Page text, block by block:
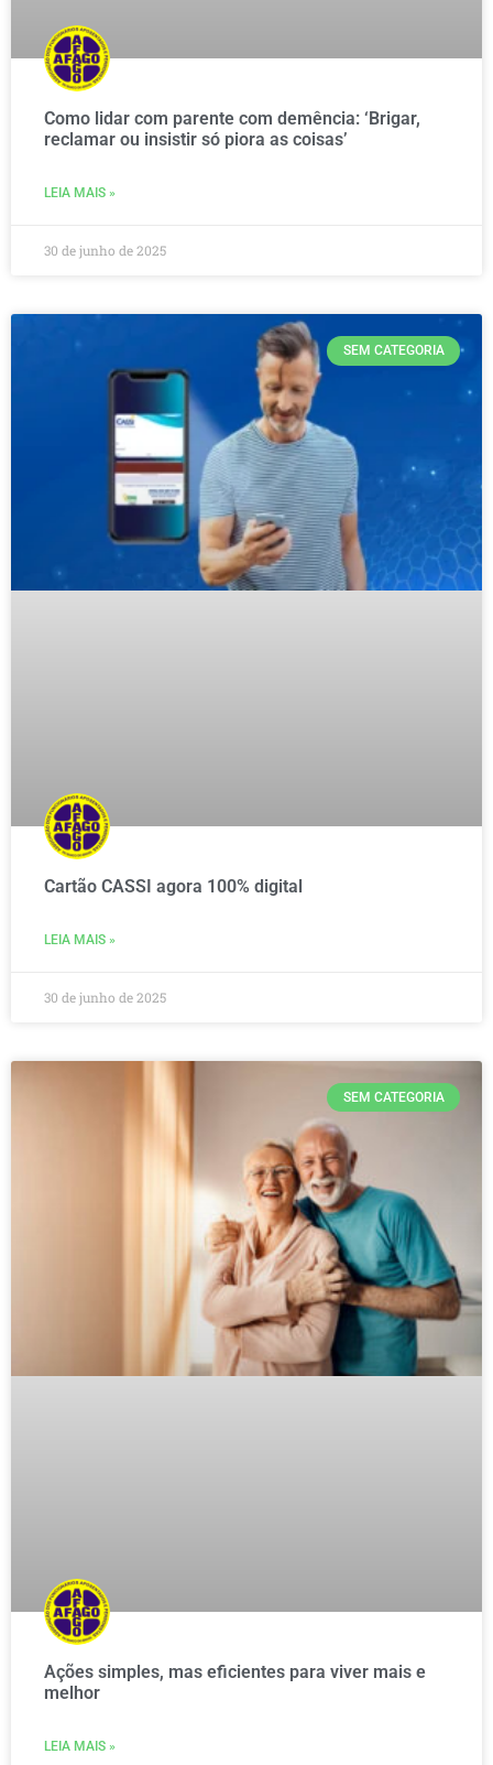
Como lidar com parente com demência: ‘Brigar,
reclamar ou insistir só piora as coisas’
LEIA MAIS »
30 de junho de 2025
SEM CATEGORIA
Cartão CASSI agora 100% digital
LEIA MAIS »
30 de junho de 2025
SEM CATEGORIA
Ações simples, mas eficientes para viver mais e
melhor
LEIA MAIS »